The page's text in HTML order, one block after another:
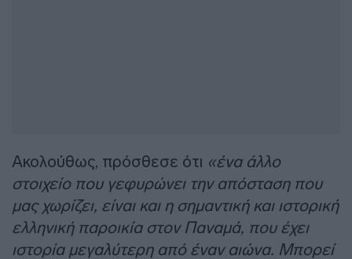
Ακολούθως, πρόσθεσε ότι «ένα άλλο
στοιχείο που γεφυρώνει την απόσταση που
μας χωρίζει, είναι και η σημαντική και ιστορική
ελληνική παροικία στον Παναμά, που έχει
ιστορία μεγαλύτερη από έναν αιώνα. Μπορεί